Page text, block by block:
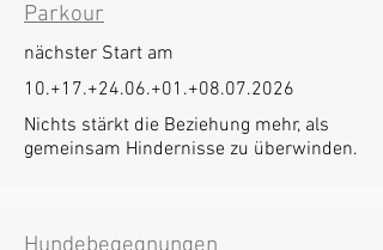
Parkour
nächster Start am
10.+17.+24.06.+01.+08.07.2026
Nichts stärkt die Beziehung mehr, als
gemeinsam Hindernisse zu überwinden.